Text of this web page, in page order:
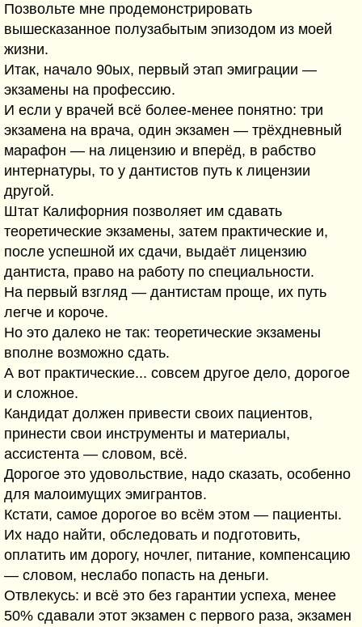
Позвольте мне продемонстрировать
вышесказанное полузабытым эпизодом из моей
жизни.
Итак, начало 90ых, первый этап эмиграции —
экзамены на профессию.
И если у врачей всё более-менее понятно: три
экзамена на врача, один экзамен — трёхдневный
марафон — на лицензию и вперёд, в рабство
интернатуры, то у дантистов путь к лицензии
другой.
Штат Калифорния позволяет им сдавать
теоретические экзамены, затем практические и,
после успешной их сдачи, выдаёт лицензию
дантиста, право на работу по специальности.
На первый взгляд — дантистам проще, их путь
легче и короче.
Но это далеко не так: теоретические экзамены
вполне возможно сдать.
А вот практические... совсем другое дело, дорогое
и сложное.
Кандидат должен привести своих пациентов,
принести свои инструменты и материалы,
ассистента — словом, всё.
Дорогое это удовольствие, надо сказать, особенно
для малоимущих эмигрантов.
Кстати, самое дорогое во всём этом — пациенты.
Их надо найти, обследовать и подготовить,
оплатить им дорогу, ночлег, питание, компенсацию
— словом, неслабо попасть на деньги.
Отвлекусь: и всё это без гарантии успеха, менее
50% сдавали этот экзамен с первого раза, экзамен